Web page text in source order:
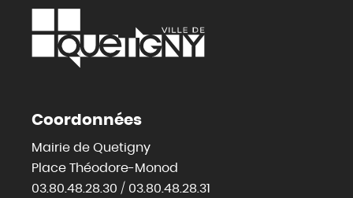
Coordonnées
Mairie de Quetigny
Place Théodore-Monod
03.80.48.28.30 / 03.80.48.28.31